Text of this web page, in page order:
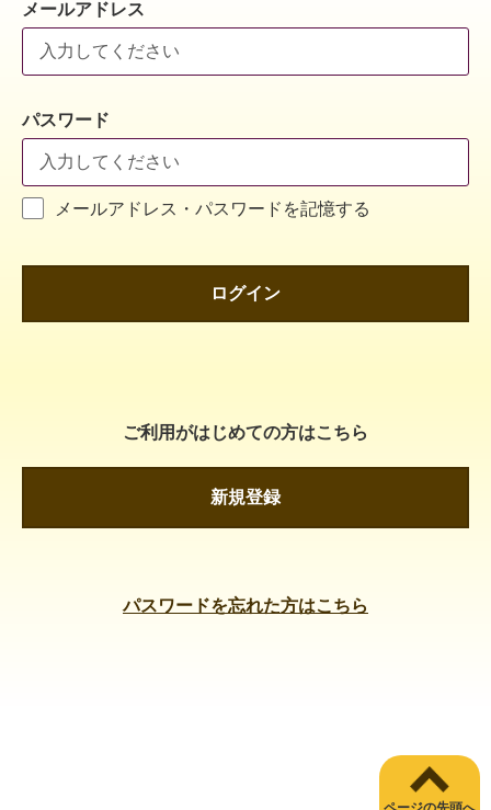
メールアドレス
パスワード
メールアドレス・パスワードを記憶する
ログイン
ご利用がはじめての方はこちら
新規登録
パスワードを忘れた方はこちら